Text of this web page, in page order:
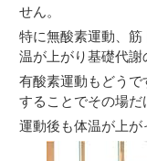
せん。
特に無酸素運動、
温が上がり基礎代謝
有酸素運動もどう
することでその場だ
運動後も体温が上が